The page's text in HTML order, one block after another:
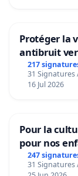
Protéger la
antibruit
217
31 Signatures
16 Jul 2026
Pour la
pour nos
247
31 Signatures